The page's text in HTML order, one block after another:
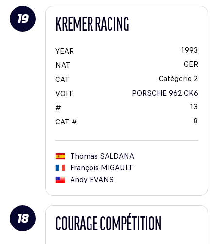
19 KREMER RACING
YEAR
1993
NAT
GER
CAT
Catégorie 2
VOIT
PORSCHE 962 CK6
#
13
CAT #
8
Thomas SALDANA
François MIGAULT
Andy EVANS
18 COURAGE COMPÉTITION